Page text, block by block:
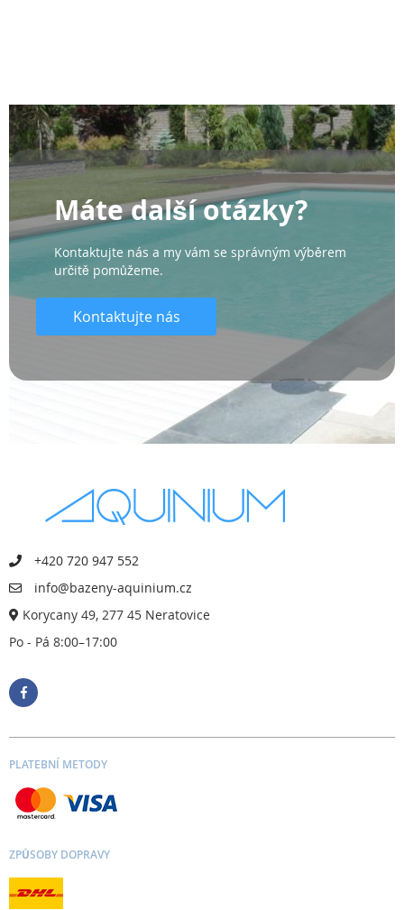
Máte další otázky?
Kontaktujte nás a my vám se správným výběrem
určitě pomůžeme.
Kontaktujte nás
+420 720 947 552
info@bazeny-aquinium.cz
Korycany 49, 277 45 Neratovice
Po - Pá 8:00–17:00
PLATEBNÍ METODY
ZPŮSOBY DOPRAVY